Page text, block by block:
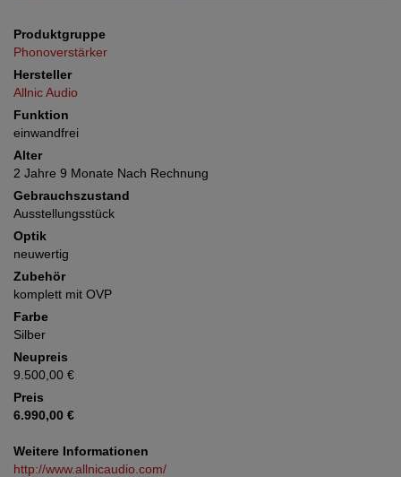
Produktgruppe
Phonoverstärker
Hersteller
Allnic Audio
Funktion
einwandfrei
Alter
2 Jahre 9 Monate Nach Rechnung
Gebrauchszustand
Ausstellungsstück
Optik
neuwertig
Zubehör
komplett mit OVP
Farbe
Silber
Neupreis
9.500,00 €
Preis
6.990,00 €
Weitere Informationen
http://www.allnicaudio.com/